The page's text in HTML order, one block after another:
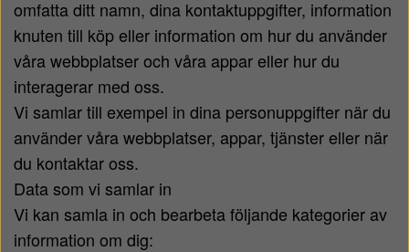
omfatta ditt namn, dina kontaktuppgifter, information
knuten till köp eller information om hur du använder
våra webbplatser och våra appar eller hur du
interagerar med oss.
Vi samlar till exempel in dina personuppgifter när du
använder våra webbplatser, appar, tjänster eller när
du kontaktar oss.
Data som vi samlar in
Vi kan samla in och bearbeta följande kategorier av
information om dig: